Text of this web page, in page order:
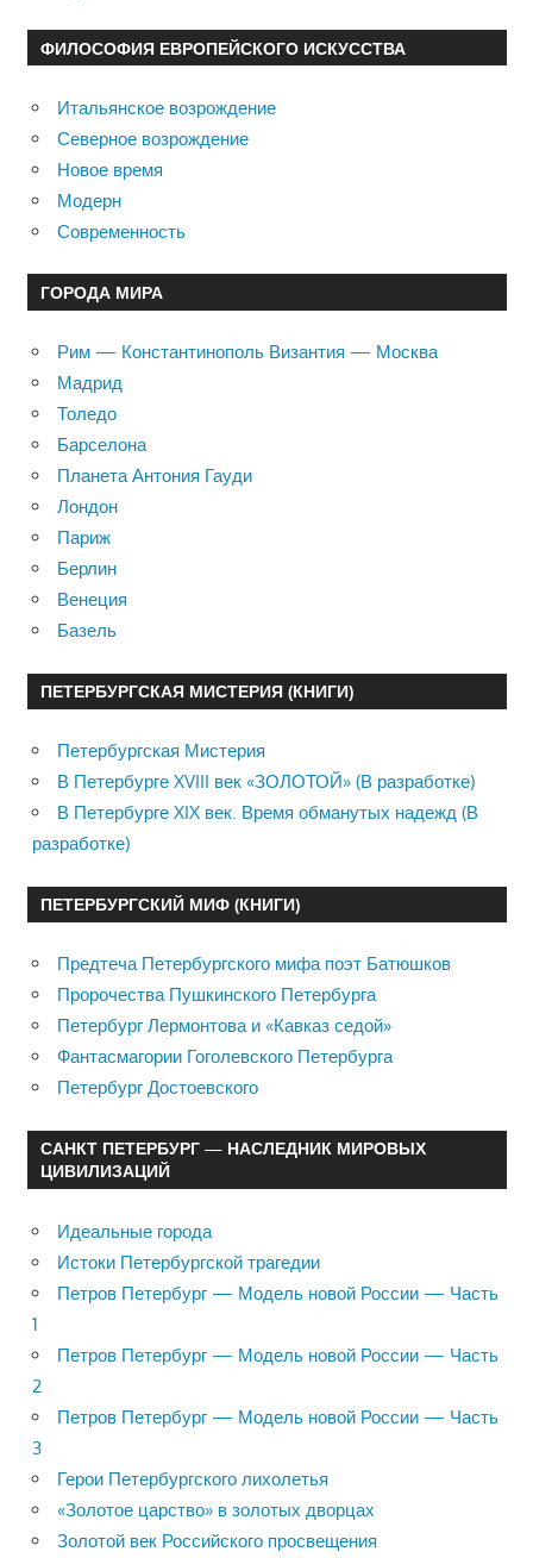
ФИЛОСОФИЯ ЕВРОПЕЙСКОГО ИСКУССТВА
Итальянское возрождение
Северное возрождение
Новое время
Модерн
Современность
ГОРОДА МИРА
Рим — Константинополь Византия — Москва
Мадрид
Толедо
Барселона
Планета Антония Гауди
Лондон
Париж
Берлин
Венеция
Базель
ПЕТЕРБУРГСКАЯ МИСТЕРИЯ (КНИГИ)
Петербургская Мистерия
В Петербурге XVIII век «ЗОЛОТОЙ» (В разработке)
В Петербурге XIX век. Время обманутых надежд (В
разработке)
ПЕТЕРБУРГСКИЙ МИФ (КНИГИ)
Предтеча Петербургского мифа поэт Батюшков
Пророчества Пушкинского Петербурга
Петербург Лермонтова и «Кавказ седой»
Фантасмагории Гоголевского Петербурга
Петербург Достоевского
САНКТ ПЕТЕРБУРГ — НАСЛЕДНИК МИРОВЫХ
ЦИВИЛИЗАЦИЙ
Идеальные города
Истоки Петербургской трагедии
Петров Петербург — Модель новой России — Часть
1
Петров Петербург — Модель новой России — Часть
2
Петров Петербург — Модель новой России — Часть
3
Герои Петербургского лихолетья
«Золотое царство» в золотых дворцах
Золотой век Российского просвещения